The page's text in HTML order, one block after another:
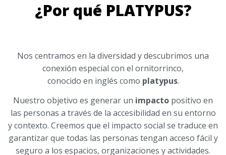
¿Por qué PLATYPUS?
Nos centramos en la diversidad y descubrimos una
conexión especial con el ornitorrinco,
conocido en inglés como platypus.
Nuestro objetivo es generar un impacto positivo en
las personas a través de la accesibilidad en su entorno
y contexto. Creemos que el impacto social se traduce en
garantizar que todas las personas tengan acceso fácil y
seguro a los espacios, organizaciones y actividades.